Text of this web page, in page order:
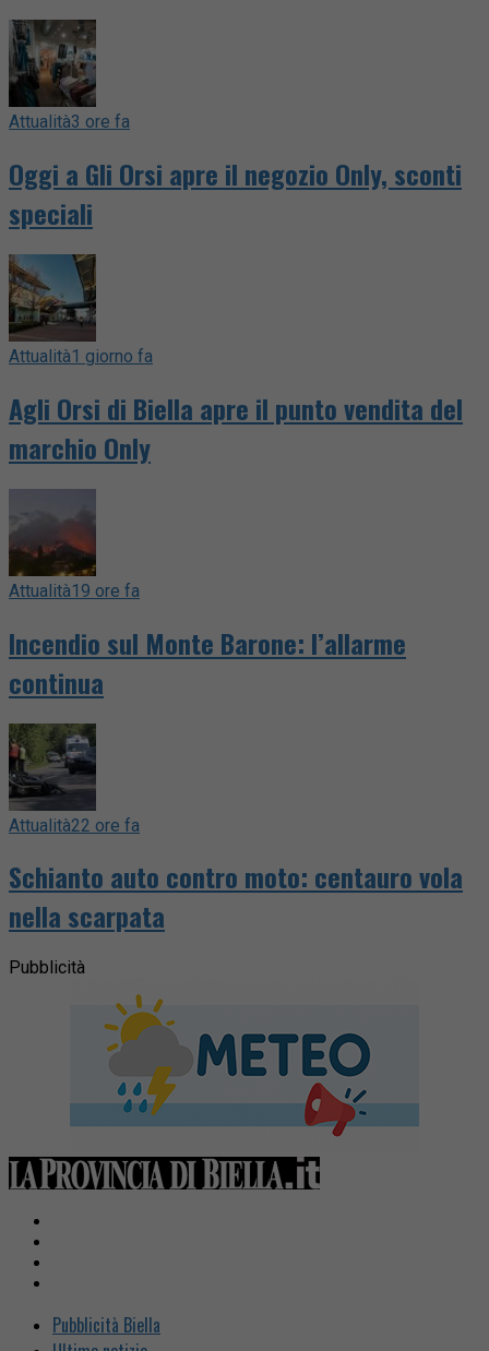
Attualità3 ore fa
Oggi a Gli Orsi apre il negozio Only, sconti
speciali
Attualità1 giorno fa
Agli Orsi di Biella apre il punto vendita del
marchio Only
Attualità19 ore fa
Incendio sul Monte Barone: l’allarme
continua
Attualità22 ore fa
Schianto auto contro moto: centauro vola
nella scarpata
Pubblicità
Pubblicità Biella